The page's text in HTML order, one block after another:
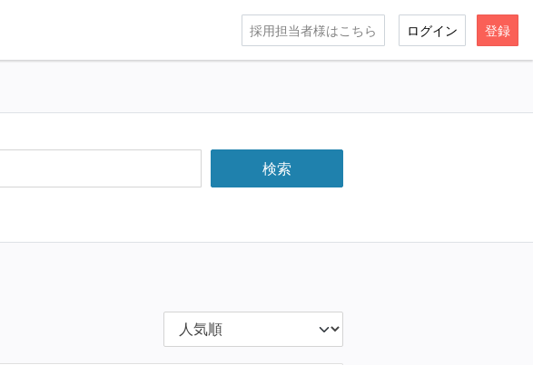
採用担当者様はこちら ログイン 登録